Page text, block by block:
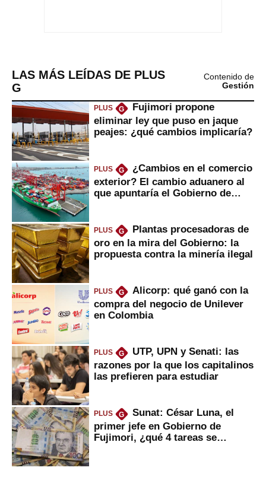
LAS MÁS LEÍDAS DE PLUS
G
Contenido de
Gestión
PLUS G
Fujimori propone
eliminar ley que puso en jaque
peajes: ¿qué cambios implicaría?
PLUS G
¿Cambios en el comercio
exterior? El cambio aduanero al
que apuntaría el Gobierno de
PLUS G
Plantas procesadoras de
oro en la mira del Gobierno: la
propuesta contra la minería ilegal
PLUS G
Alicorp: qué ganó con la
compra del negocio de Unilever
en Colombia
PLUS G
UTP, UPN y Senati: las
razones por la que los capitalinos
las prefieren para estudiar
PLUS G
Sunat: César Luna, el
primer jefe en Gobierno de
Fujimori, ¿qué 4 tareas se